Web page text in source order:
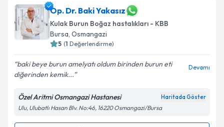
Op. Dr. Baki Yakasız
Kulak Burun Boğaz hastalıkları - KBB
Bursa, Osmangazi
5 (1 Değerlendirme)
baki beye burun amelyatı oldum birinden burun eti
diğerinden kemik...
Devamı
Özel Aritmi Osmangazi Hastanesi Haritada Göster
Ulu, Ulubatlı Hasan Blv. No:46, 16220 Osmangazi/Bursa